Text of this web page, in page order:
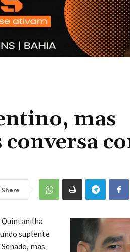
mas
Share
Quintanilha
suplente
mas